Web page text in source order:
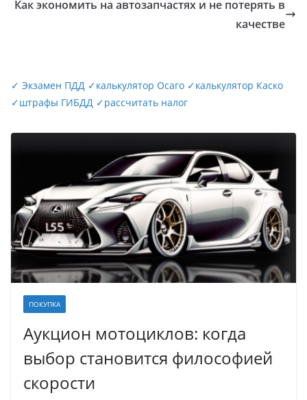
Как экономить на автозапчастях и не потерять в
качестве
✓ Экзамен ПДД ✓калькулятор Осаго ✓калькулятор Каско
✓штрафы ГИБДД ✓рассчитать налог
ПОКУПКА
Аукцион мотоциклов: когда
выбор становится философией
скорости